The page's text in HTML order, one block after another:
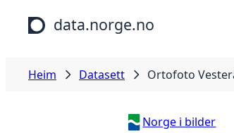
Hopp til hovudinnhald
data.norge.no
Heim Datasett Ortofoto
Norge i bilder